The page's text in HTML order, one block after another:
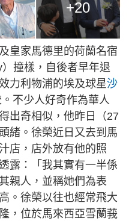
+20
皇家馬德里的荷蘭名宿
）撞樣，自後者早年退
力利物浦的埃及球星沙
不少人好奇作為華人
出奇相似，他昨日（27
緒。徐榮近日又去到馬
店，店外放有他的照
露：「我其實有一半係
親人，並稱她們為表
。徐榮以往也經常飛大
，位於馬來西亞雪蘭莪